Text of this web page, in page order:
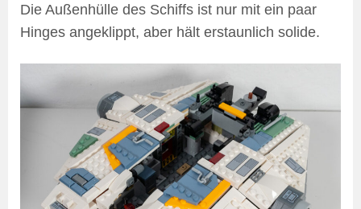
Die Außenhülle des Schiffs ist nur mit ein paar
Hinges angeklippt, aber hält erstaunlich solide.